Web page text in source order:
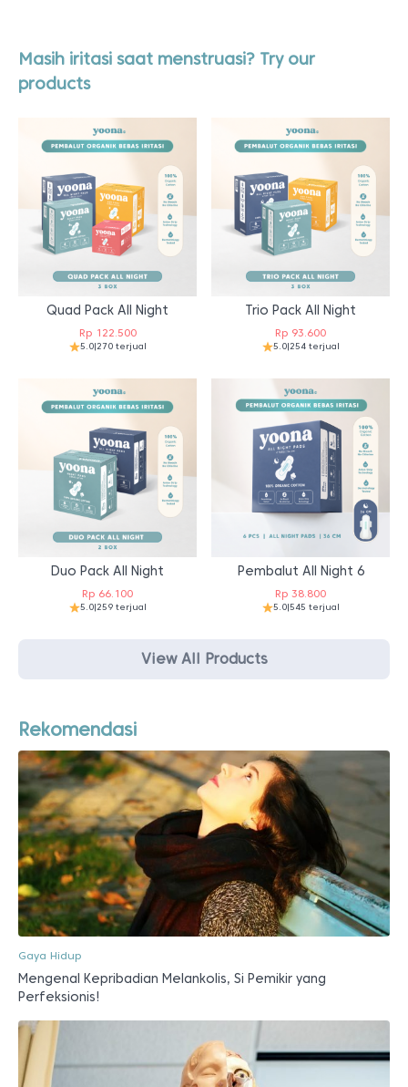
Masih iritasi saat menstruasi? Try our
products
Quad Pack All Night
Rp122.500
5.0|270 terjual
Trio Pack All Night
Rp 93.600
5.0|254 terjual
Duo Pack All Night
Rp 66.100
5.0|259 terjual
Pembalut All Night 6
Rp 38.800
5.0|545 terjual
View All Products
Rekomendasi
Gaya Hidup
Mengenal Kepribadian Melankolis, Si Pemikir yang
Perfeksionis!